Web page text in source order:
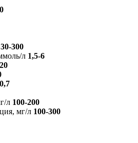
30-300
л 1,5-6
л 100-200
мг/л 100-300